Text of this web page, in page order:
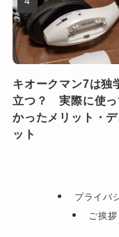
キオークマン7は独
立つ？ 実際に使っ
かったメリット・デ
ット
プライバ
ご挨